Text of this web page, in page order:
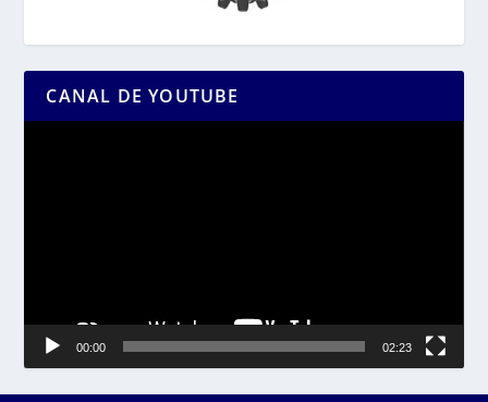
CANAL DE YOUTUBE
00:00 02:23